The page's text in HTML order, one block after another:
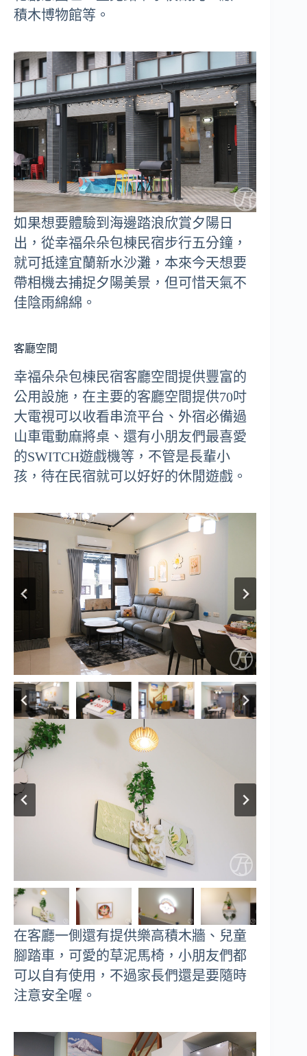
積木博物館等。
如果想要體驗到海邊踏浪欣賞夕陽日
出，從幸福朵朵包棟民宿步行五分鐘，
就可抵達宜蘭新水沙灘，本來今天想要
帶相機去捕捉夕陽美景，但可惜天氣不
佳陰雨綿綿。
客廳空間
幸福朵朵包棟民宿客廳空間提供豐富的
公用設施，在主要的客廳空間提供70吋
大電視可以收看串流平台、外宿必備過
山車電動麻將桌、還有小朋友們最喜愛
的SWITCH遊戲機等，不管是長輩小
孩，待在民宿就可以好好的休閒遊戲。
在客廳一側還有提供樂高積木牆、兒童
腳踏車，可愛的草泥馬椅，小朋友們都
可以自有使用，不過家長們還是要隨時
注意安全喔。